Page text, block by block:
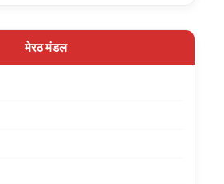
मेरठ मंडल